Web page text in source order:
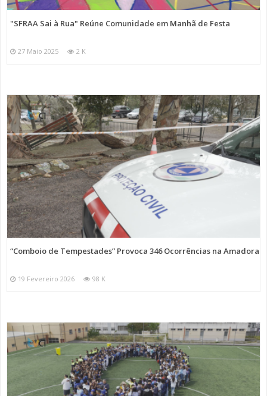
"SFRAA Sai à Rua" Reúne Comunidade em Manhã de Festa
27 Maio 2025 2 K
“Comboio de Tempestades” Provoca 346 Ocorrências na Amadora
19 Fevereiro 2026 98 K